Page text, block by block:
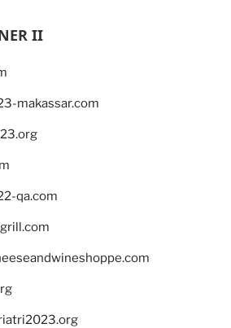
II
makassar.com
qa.com